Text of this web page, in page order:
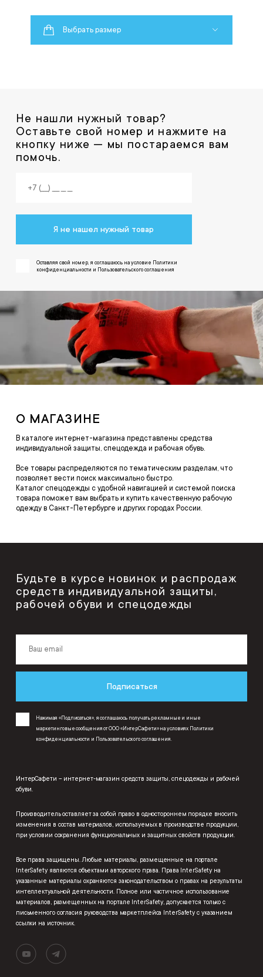
Выбрать размер
Не нашли нужный товар?
Оставьте свой номер и нажмите на
кнопку ниже — мы постараемся вам
помочь.
Я не нашел нужный товар
Оставляя свой номер, я соглашаюсь на условие Политики
конфиденциальности и Пользовательского соглашения
О МАГАЗИНЕ
В каталоге интернет-магазина представлены средства
индивидуальной защиты, спецодежда и рабочая обувь.
Все товары распределяются по тематическим разделам, что
позволяет вести поиск максимально быстро.
Каталог спецодежды с удобной навигацией и системой поиска
товара поможет вам выбрать и купить качественную рабочую
одежду в Санкт-Петербурге и других городах России.
Будьте в курсе новинок и распродаж
средств индивидуальной защиты,
рабочей обуви и спецодежды
Подписаться
Нажимая «Подписаться», я соглашаюсь получать рекламные и иные
маркетинговые сообщения от ООО «ИнтерСафети» на условиях Политики
конфиденциальности и Пользовательского соглашения
ИнтерСафети – интернет-магазин средств защиты, спецодежды и рабочей
обуви.
Производитель оставляет за собой право в одностороннем порядке вносить
изменения в состав материалов, используемых в производстве продукции,
при условии сохранения функциональных и защитных свойств продукции.
Все права защищены. Любые материалы, размещенные на портале
InterSafety являются объектами авторского права. Права InterSafety на
указанные материалы охраняются законодательством о правах на результаты
интеллектуальной деятельности. Полное или частичное использование
материалов, размещенных на портале InterSafety, допускается только с
письменного согласия руководства маркетплейса InterSafety с указанием
ссылки на источник.